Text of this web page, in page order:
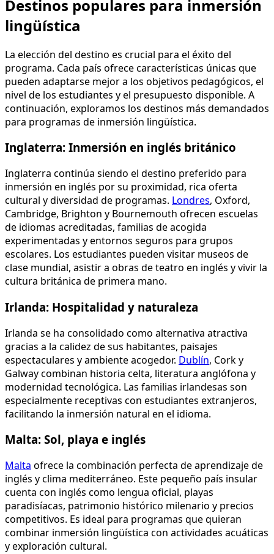
Destinos populares para inmersión
lingüística
La elección del destino es crucial para el éxito del
programa. Cada país ofrece características únicas que
pueden adaptarse mejor a los objetivos pedagógicos, el
nivel de los estudiantes y el presupuesto disponible. A
continuación, exploramos los destinos más demandados
para programas de inmersión lingüística.
Inglaterra: Inmersión en inglés británico
Inglaterra continúa siendo el destino preferido para
inmersión en inglés por su proximidad, rica oferta
cultural y diversidad de programas. Londres, Oxford,
Cambridge, Brighton y Bournemouth ofrecen escuelas
de idiomas acreditadas, familias de acogida
experimentadas y entornos seguros para grupos
escolares. Los estudiantes pueden visitar museos de
clase mundial, asistir a obras de teatro en inglés y vivir la
cultura británica de primera mano.
Irlanda: Hospitalidad y naturaleza
Irlanda se ha consolidado como alternativa atractiva
gracias a la calidez de sus habitantes, paisajes
espectaculares y ambiente acogedor. Dublín, Cork y
Galway combinan historia celta, literatura anglófona y
modernidad tecnológica. Las familias irlandesas son
especialmente receptivas con estudiantes extranjeros,
facilitando la inmersión natural en el idioma.
Malta: Sol, playa e inglés
Malta ofrece la combinación perfecta de aprendizaje de
inglés y clima mediterráneo. Este pequeño país insular
cuenta con inglés como lengua oficial, playas
paradisíacas, patrimonio histórico milenario y precios
competitivos. Es ideal para programas que quieran
combinar inmersión lingüística con actividades acuáticas
y exploración cultural.